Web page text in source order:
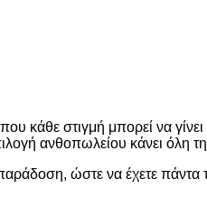
κάθε στιγμή μπορεί να
ανθοπωλείου κάνει όλη
ώστε να έχετε